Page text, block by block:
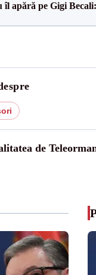
îl apără pe Gigi
de